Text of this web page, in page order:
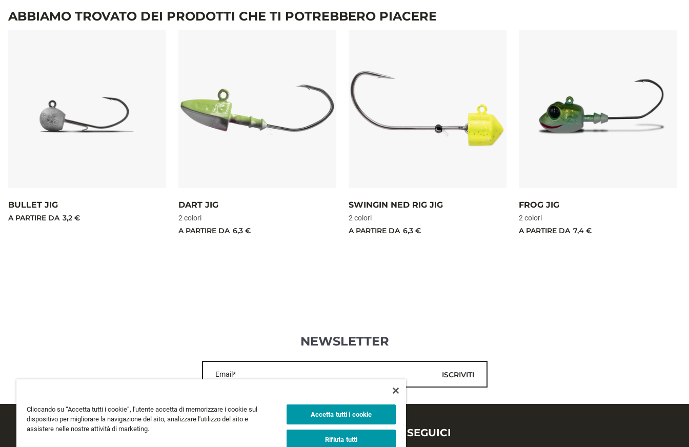
ABBIAMO TROVATO DEI PRODOTTI CHE TI POTREBBERO PIACERE
BULLET JIG
A PARTIRE DA 3,2 €
DART JIG
2 colori
A PARTIRE DA 6,3 €
SWINGIN NED RIG JIG
2 colori
A PARTIRE DA 6,3 €
FROG JIG
2 colori
A PARTIRE DA 7,4 €
NEWSLETTER
Email* ISCRIVITI
ASSISTENZA CLIENTI CHI SIAMO LEGALE SEGUICI
Cliccando su “Accetta tutti i cookie”, l'utente accetta di memorizzare i cookie sul
dispositivo per migliorare la navigazione del sito, analizzare l'utilizzo del sito e
assistere nelle nostre attività di marketing.
Accetta tutti i cookie
Rifiuta tutti